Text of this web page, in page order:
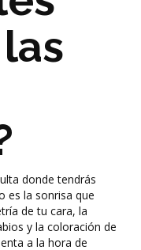
donde tendrás
es la sonrisa que
de tu cara, la
y la coloración de
a la hora de